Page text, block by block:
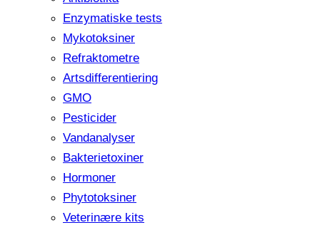
Enzymatiske tests
Mykotoksiner
Refraktometre
Artsdifferentiering
GMO
Pesticider
Vandanalyser
Bakterietoxiner
Hormoner
Phytotoksiner
Veterinære kits